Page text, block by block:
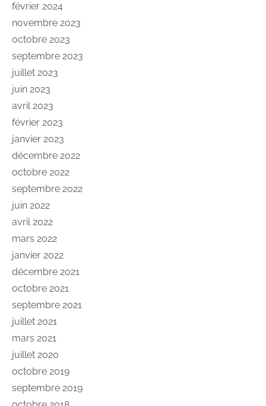
février 2024
novembre 2023
octobre 2023
septembre 2023
juillet 2023
juin 2023
avril 2023
février 2023
janvier 2023
décembre 2022
octobre 2022
septembre 2022
juin 2022
avril 2022
mars 2022
janvier 2022
décembre 2021
octobre 2021
septembre 2021
juillet 2021
mars 2021
juillet 2020
octobre 2019
septembre 2019